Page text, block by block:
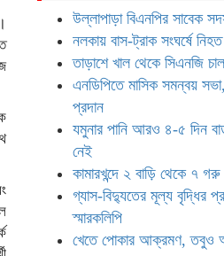
গ্যাস-বিদ্যুতের মূল্য বৃদ্ধির
স্মারকলিপি
খেতে পোকার আক্রমণ, তবুও
প্রত্যাশা
ফের পাটের সুদিন ফিরছে
সামাজিক
দ্রুত
হলো
উল্লাপাড়া বিএনপির সাবেক
নলকায় বাস-ট্রাক সংঘর্ষে
তাড়াশে খাল থেকে সিএনজি
এনডিপিতে মাসিক সমন্বয় সভা,
প্রদান
যমুনার পানি আরও ৪-৫ দিন
নেই
কামারখন্দে ২ বাড়ি থেকে ৭ গরু
গ্যাস-বিদ্যুতের মূল্য বৃদ্ধির
স্মারকলিপি
খেতে পোকার আক্রমণ, তবুও